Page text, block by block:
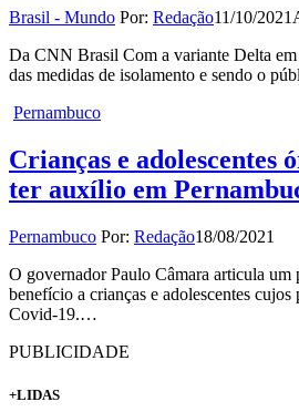
Brasil - Mundo Por: Redação11/10/2021
Da CNN Brasil Com a variante Delta
das medidas de isolamento e sendo o
Pernambuco
Crianças e adolescentes
ter auxílio em
Pernambuco Por: Redação18/08/2021
O governador Paulo Câmara articula um
benefício a crianças e adolescentes
Covid-19.…
PUBLICIDADE
+LIDAS